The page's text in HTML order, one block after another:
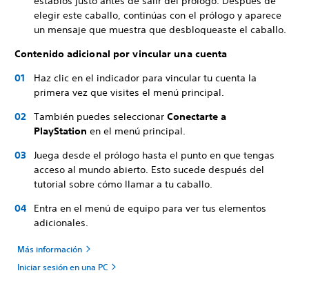
elegir este caballo, continúas con el prólogo y aparece
un mensaje que muestra que desbloqueaste el caballo.
Contenido adicional por vincular una cuenta
Haz clic en el indicador para vincular tu cuenta la
primera vez que visites el menú principal.
También puedes seleccionar Conectarte a
PlayStation en el menú principal.
Juega desde el prólogo hasta el punto en que tengas
acceso al mundo abierto. Esto sucede después del
tutorial sobre cómo llamar a tu caballo.
Entra en el menú de equipo para ver tus elementos
adicionales.
Más información
Iniciar sesión en una PC